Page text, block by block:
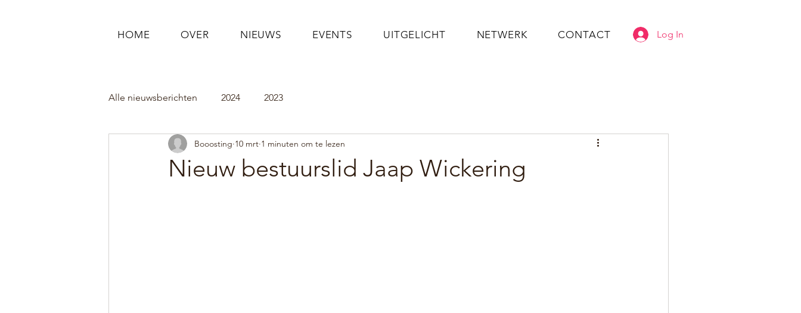
HOME OVER NIEUWS EVENTS UITGELICHT NETWERK CONTACT Log In
Alle nieuwsberichten 2024 2023
Nieuw bestuurslid Jaap Wickering
Booosting 10 mrt 1 minuten om te lezen